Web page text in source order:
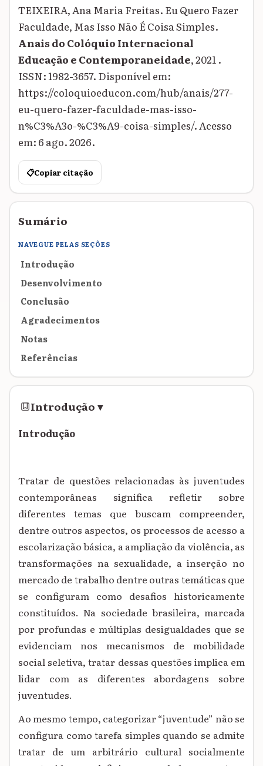
TEIXEIRA, Ana Maria Freitas. Eu Quero Fazer
Faculdade, Mas Isso Não É Coisa Simples.
Anais do Colóquio Internacional
Educação e Contemporaneidade, 2021 .
ISSN: 1982-3657. Disponível em:
https://coloquioeducon.com/hub/anais/277-
eu-quero-fazer-faculdade-mas-isso-
n%C3%A3o-%C3%A9-coisa-simples/. Acesso
em: 6 ago. 2026.
📋Copiar citação
Sumário
NAVEGUE PELAS SEÇÕES
Introdução
Desenvolvimento
Conclusão
Agradecimentos
Notas
Referências
Introdução▾
Introdução
Tratar de questões relacionadas às juventudes
contemporâneas significa refletir sobre
diferentes temas que buscam compreender,
dentre outros aspectos, os processos de acesso a
escolarização básica, a ampliação da violência, as
transformações na sexualidade, a inserção no
mercado de trabalho dentre outras temáticas que
se configuram como desafios historicamente
constituídos. Na sociedade brasileira, marcada
por profundas e múltiplas desigualdades que se
evidenciam nos mecanismos de mobilidade
social seletiva, tratar dessas questões implica em
lidar com as diferentes abordagens sobre
juventudes.
Ao mesmo tempo, categorizar “juventude” não se
configura como tarefa simples quando se admite
tratar de um arbitrário cultural socialmente